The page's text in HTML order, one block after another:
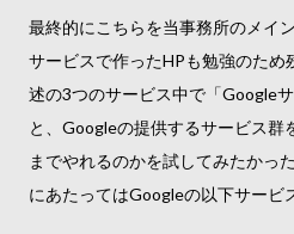
最終的にこちらを当事務所のメイ
サービスで作ったHPも勉強のため
述の3つのサービス中で「Google
と、Googleの提供するサービス群
までやれるのかを試してみたかっ
にあたってはGoogleの以下サービ